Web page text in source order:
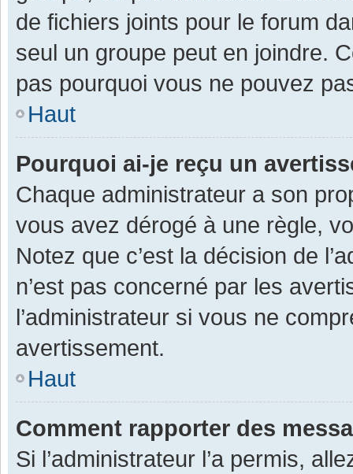
de fichiers joints pour le forum
seul un groupe peut en joindre.
pas pourquoi vous ne pouvez
Haut
Pourquoi ai-je reçu un
Chaque administrateur a son
vous avez dérogé à une règle,
Notez que c’est la décision de
n’est pas concerné par les
l’administrateur si vous ne
avertissement.
Haut
Comment rapporter des
Si l’administrateur l’a permis,